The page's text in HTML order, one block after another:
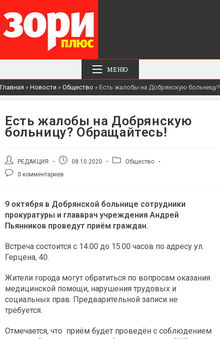
МЕНЮ
Главная » Новости » Общество » Есть жалобы на Добрянскую
Есть жалобы на Добрянскую
больницу? Обращайтесь!
Автор
записи:
РЕДАКЦИЯ
Запись08.10.2020
РубрикаОбщество
Комментарии
0 комментариев
9 октября в Добрянской больнице сотрудники
прокуратуры и главврач учреждения Андрей
Пьянников проведут приём граждан.
Встреча состоится с 14.00 до 15.00 часов по адресу ул.
Герцена, 40.
Жители города могут обратиться по вопросам оказания
медицинской помощи, нарушения трудовых и
социальных прав. Предварительной записи не
требуется.
Отмечается, что приём будет проведён с соблюдением